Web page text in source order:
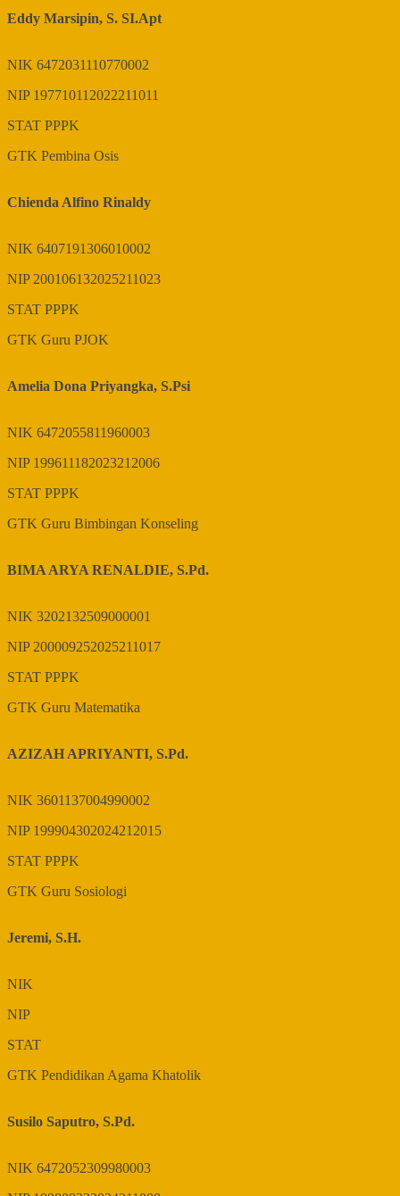
Eddy Marsipin, S. SI.Apt
NIK 6472031110770002
NIP 197710112022211011
STAT PPPK
GTK Pembina Osis
Chienda Alfino Rinaldy
NIK 6407191306010002
NIP 200106132025211023
STAT PPPK
GTK Guru PJOK
Amelia Dona Priyangka, S.Psi
NIK 6472055811960003
NIP 199611182023212006
STAT PPPK
GTK Guru Bimbingan Konseling
BIMA ARYA RENALDIE, S.Pd.
NIK 3202132509000001
NIP 200009252025211017
STAT PPPK
GTK Guru Matematika
AZIZAH APRIYANTI, S.Pd.
NIK 3601137004990002
NIP 199904302024212015
STAT PPPK
GTK Guru Sosiologi
Jeremi, S.H.
NIK
NIP
STAT
GTK Pendidikan Agama Khatolik
Susilo Saputro, S.Pd.
NIK 6472052309980003